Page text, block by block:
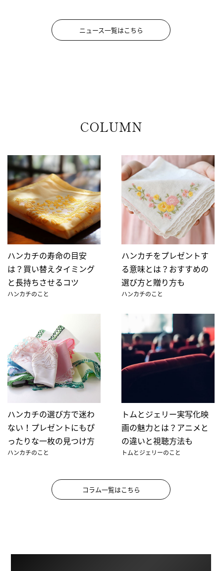
ニュース一覧はこちら
COLUMN
ハンカチの寿命の目安
は？買い替えタイミング
と長持ちさせるコツ
ハンカチのこと
ハンカチをプレゼントす
る意味とは？おすすめの
選び方と贈り方も
ハンカチのこと
ハンカチの選び方で迷わ
ない！プレゼントにもぴ
ったりな一枚の見つけ方
ハンカチのこと
トムとジェリー実写化映
画の魅力とは？アニメと
の違いと視聴方法も
トムとジェリーのこと
コラム一覧はこちら